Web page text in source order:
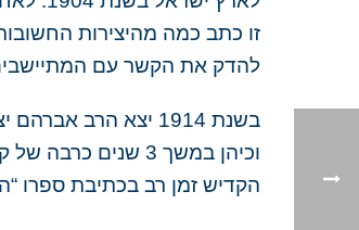
זו כתב כמה מהיצירות
להדק את הקשר עם
בשנת 1914 יצא
וכיהן במשך 3
הקדיש זמן רב בכתיבת ספרו